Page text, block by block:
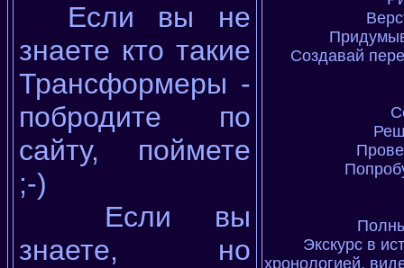
Создавай
Экскурс в
хронологией,
Если вы не
знаете кто такие
Трансформеры -
побродите по
сайту, поймете
;-)
Если вы
знаете, но